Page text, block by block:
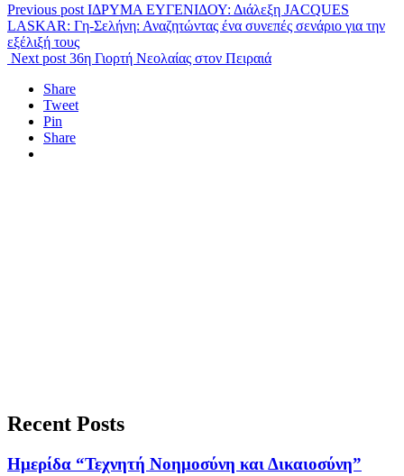
Previous post ΙΔΡΥΜΑ ΕΥΓΕΝΙΔΟΥ: Διάλεξη JACQUES
LASKAR: Γη-Σελήνη: Αναζητώντας ένα συνεπές σενάριο για την
εξέλιξή τους
Next post 36η Γιορτή Νεολαίας στον Πειραιά
Share
Tweet
Pin
Share
Recent Posts
Ημερίδα “Τεχνητή Νοημοσύνη και Δικαιοσύνη”